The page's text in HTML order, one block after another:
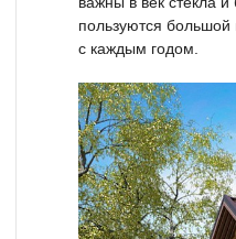
пользуются большой
с каждым годом.